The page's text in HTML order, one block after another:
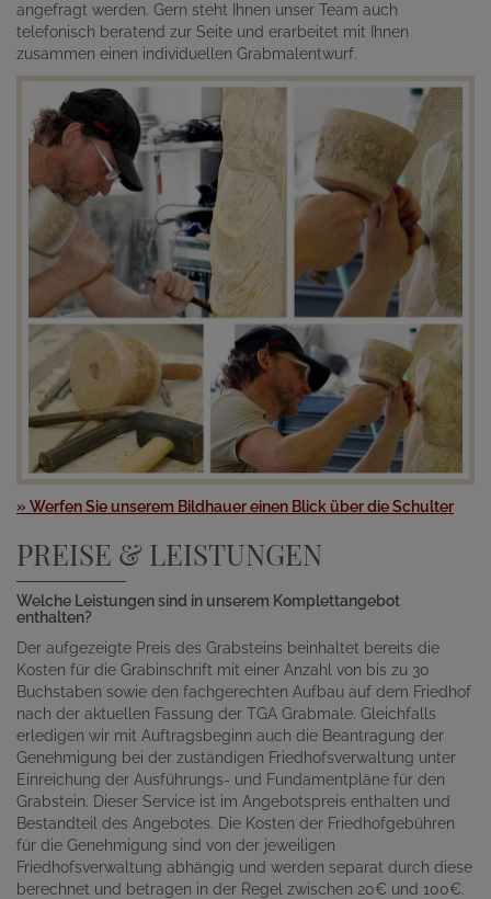
angefragt werden. Gern steht Ihnen unser Team auch
telefonisch beratend zur Seite und erarbeitet mit Ihnen
zusammen einen individuellen Grabmalentwurf.
» Werfen Sie unserem Bildhauer einen Blick über die Schulter
PREISE & LEISTUNGEN
Welche Leistungen sind in unserem Komplettangebot
enthalten?
Der aufgezeigte Preis des Grabsteins beinhaltet bereits die
Kosten für die Grabinschrift mit einer Anzahl von bis zu 30
Buchstaben sowie den fachgerechten Aufbau auf dem Friedhof
nach der aktuellen Fassung der TGA Grabmale. Gleichfalls
erledigen wir mit Auftragsbeginn auch die Beantragung der
Genehmigung bei der zuständigen Friedhofsverwaltung unter
Einreichung der Ausführungs- und Fundamentpläne für den
Grabstein. Dieser Service ist im Angebotspreis enthalten und
Bestandteil des Angebotes. Die Kosten der Friedhofgebühren
für die Genehmigung sind von der jeweiligen
Friedhofsverwaltung abhängig und werden separat durch diese
berechnet und betragen in der Regel zwischen 20€ und 100€.